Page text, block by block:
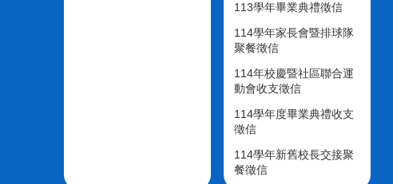
113學年畢業典禮徵信
114學年家長會暨排球隊
聚餐徵信
114年校慶暨社區聯合運
動會收支徵信
114學年度畢業典禮收支
徵信
114學年新舊校長交接聚
餐徵信